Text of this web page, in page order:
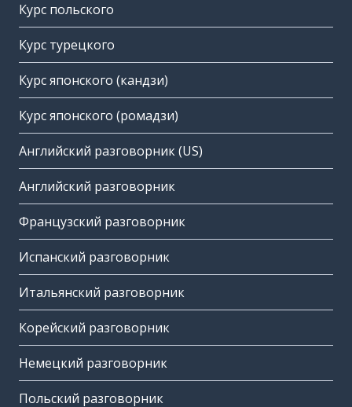
Курс польского
Курс турецкого
Курс японского (кандзи)
Курс японского (ромадзи)
Английский разговорник (US)
Английский разговорник
Французский разговорник
Испанский разговорник
Итальянский разговорник
Корейский разговорник
Немецкий разговорник
Польский разговорник